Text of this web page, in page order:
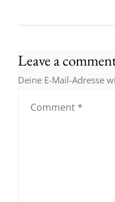
Leave a
Deine E-Mail-Adresse